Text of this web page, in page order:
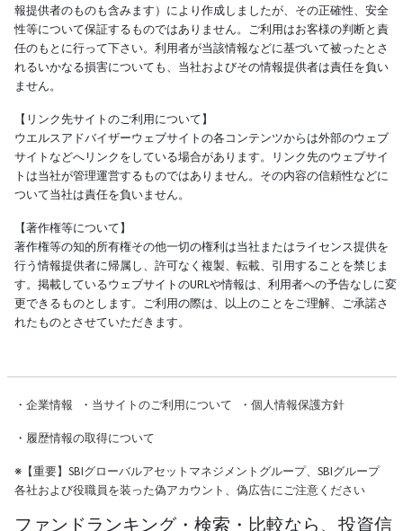
報提供者のものも含みます）により作成しましたが、その正確性、安全
性等について保証するものではありません。ご利用はお客様の判断と責
任のもとに行って下さい。利用者が当該情報などに基づいて被ったとさ
れるいかなる損害についても、当社およびその情報提供者は責任を負い
ません。
【リンク先サイトのご利用について】
ウエルスアドバイザーウェブサイトの各コンテンツからは外部のウェブ
サイトなどへリンクをしている場合があります。リンク先のウェブサイ
トは当社が管理運営するものではありません。その内容の信頼性などに
ついて当社は責任を負いません。
【著作権等について】
著作権等の知的所有権その他一切の権利は当社またはライセンス提供を
行う情報提供者に帰属し、許可なく複製、転載、引用することを禁じま
す。掲載しているウェブサイトのURLや情報は、利用者への予告なしに変
更できるものとします。ご利用の際は、以上のことをご理解、ご承諾さ
れたものとさせていただきます。
・ 企業情報 ・ 当サイトのご利用について ・ 個人情報保護方針
・ 履歴情報の取得について
※【重要】SBIグローバルアセットマネジメントグループ、SBIグループ
各社および役職員を装った偽アカウント、偽広告にご注意ください
ファンドランキング・検索・比較なら、投資信